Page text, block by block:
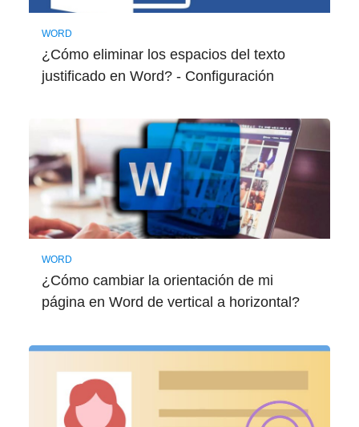
WORD
¿Cómo eliminar los espacios del texto
justificado en Word? - Configuración
WORD
¿Cómo cambiar la orientación de mi
página en Word de vertical a horizontal?